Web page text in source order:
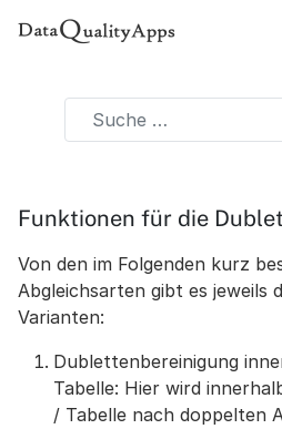
Funktionen für die
Von den im Folgenden kurz
Abgleichsarten gibt es jeweils
Varianten:
Dublettenbereinigung
Tabelle: Hier wird
/ Tabelle nach doppelten